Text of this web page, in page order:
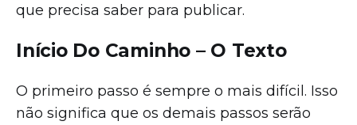
que precisa saber para publicar.
Início Do Caminho – O Texto
O primeiro passo é sempre o mais difícil. Isso
não significa que os demais passos serão